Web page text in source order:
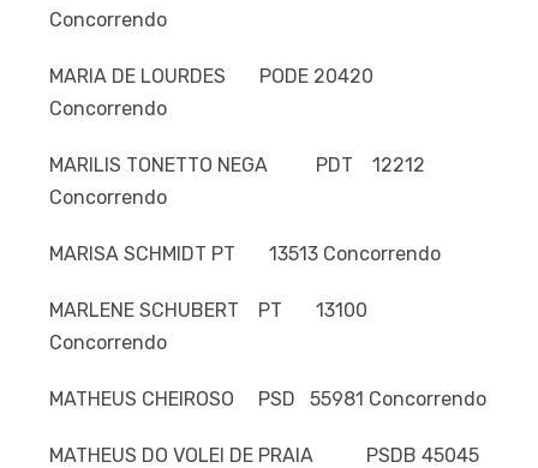
Concorrendo
MARIA DE LOURDES PODE 20420
Concorrendo
MARILIS TONETTO NEGA PDT 12212
Concorrendo
MARISA SCHMIDT PT 13513 Concorrendo
MARLENE SCHUBERT PT 13100
Concorrendo
MATHEUS CHEIROSO PSD 55981 Concorrendo
MATHEUS DO VOLEI DE PRAIA PSDB 45045